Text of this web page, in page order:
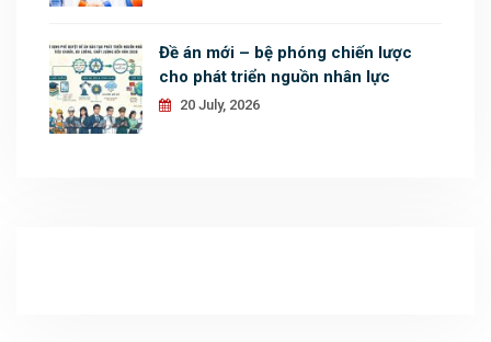
Đề án mới – bệ phóng chiến lược
cho phát triển nguồn nhân lực
20 July, 2026